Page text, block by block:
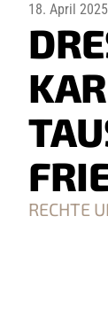
18. April 2025
RECHTE